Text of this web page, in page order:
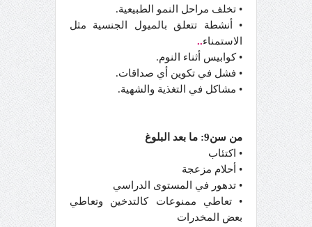
• تخلف مراحل النمو الطبيعية.
• أنشطة تتعلق بالميول الجنسية مثل
الاستمناء..
• كوابيس أثناء النوم.
• فشل في تكوين أي صداقات.
• مشاكل في التغذية والشهية.
من سن9: ما بعد البلوغ
• اكتئاب
• أحلام مزعجة
• تدهور في المستوى الدراسي
• تعاطي ممنوعات كالتدخين وتعاطي
بعض المخدرات